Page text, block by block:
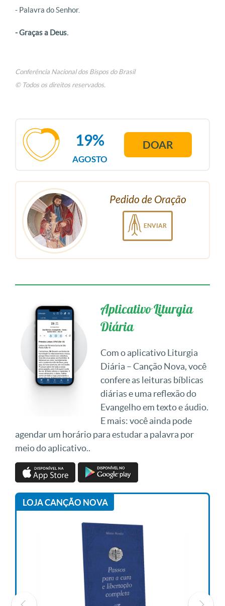
- Palavra do Senhor.
- Graças a Deus.
Conferência Nacional dos Bispos do Brasil
© Todos os direitos reservados.
AGOSTO
19% DOAR
Pedido de Oração
ENVIAR
Aplicativo Liturgia
Diária
Com o aplicativo Liturgia
Diária – Canção Nova, você
confere as leituras bíblicas
diárias e uma reflexão do
Evangelho em texto e áudio.
E mais: você ainda pode
agendar um horário para estudar a palavra por
meio do aplicativo..
LOJA CANÇÃO NOVA